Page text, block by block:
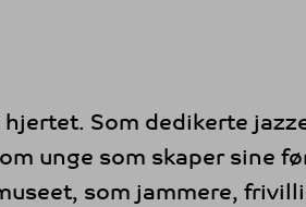
Som dedikerte
unge som skaper sine
som jammere,